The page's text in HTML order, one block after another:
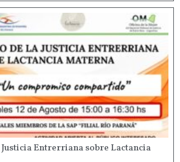
Entrerriana sobre Lactancia